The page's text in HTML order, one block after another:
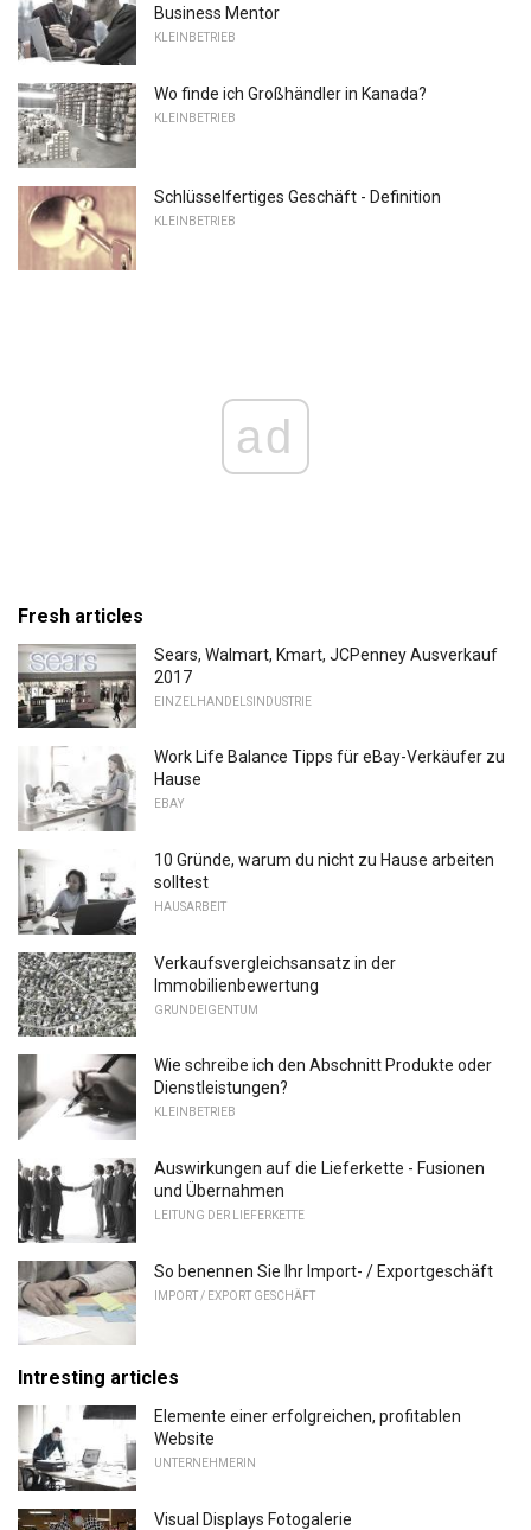
Business Mentor
KLEINBETRIEB
Wo finde ich Großhändler in Kanada?
KLEINBETRIEB
Schlüsselfertiges Geschäft - Definition
KLEINBETRIEB
ad
Fresh articles
Sears, Walmart, Kmart, JCPenney Ausverkauf
2017
EINZELHANDELSINDUSTRIE
Work Life Balance Tipps für eBay-Verkäufer zu
Hause
EBAY
10 Gründe, warum du nicht zu Hause arbeiten
solltest
HAUSARBEIT
Verkaufsvergleichsansatz in der
Immobilienbewertung
GRUNDEIGENTUM
Wie schreibe ich den Abschnitt Produkte oder
Dienstleistungen?
KLEINBETRIEB
Auswirkungen auf die Lieferkette - Fusionen
und Übernahmen
LEITUNG DER LIEFERKETTE
So benennen Sie Ihr Import- / Exportgeschäft
IMPORT / EXPORT GESCHÄFT
Intresting articles
Elemente einer erfolgreichen, profitablen
Website
UNTERNEHMERIN
Visual Displays Fotogalerie